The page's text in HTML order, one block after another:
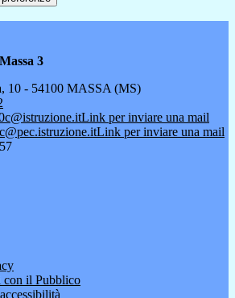
3
10 - 54100 MASSA (MS)
Link per inviare una mail
Link per inviare una mail
il Pubblico